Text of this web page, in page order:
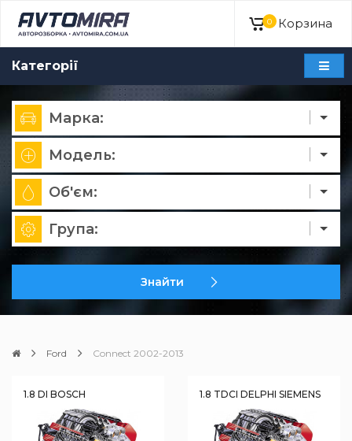
0 Корзина
Категорії
Марка:
Модель:
Об'єм:
Група:
Знайти
Ford Connect 2002-2013
1.8 DI BOSCH 1.8 TDCI DELPHI SIEMENS